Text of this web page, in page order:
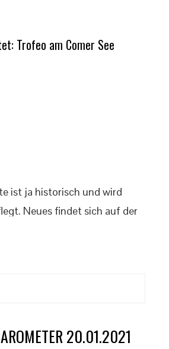
Trofeo am Comer See
ist ja historisch und wird
Neues findet sich auf der
20.01.2021